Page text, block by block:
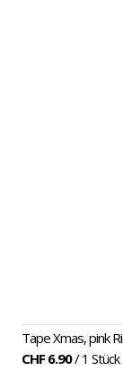
Tape Xmas, pink
CHF 6.90/ 1 Stück